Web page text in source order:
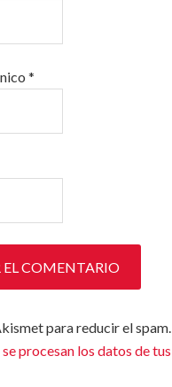
*
para reducir el spam.
procesan los datos de tus